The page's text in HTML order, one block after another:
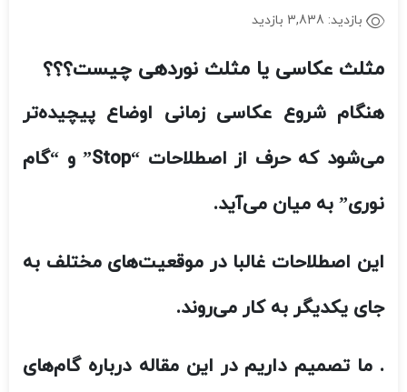
بازدید: 3,838 بازدید
مثلث عکاسی یا مثلث نوردهی چیست؟؟؟
هنگام شروع عکاسی زمانی اوضاع پیچیده‌تر
می‌شود که حرف از اصطلاحات “Stop” و “گام
نوری” به میان می‌آید.
این اصطلاحات غالبا در موقعیت‌های مختلف به
جای یکدیگر به کار می‌روند.
. ما تصمیم داریم در این مقاله درباره گام‌های